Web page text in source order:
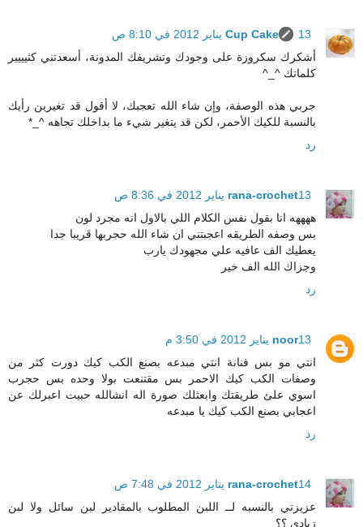
Cup Cake
13 يناير 2012 في 8:10 ص
أشكرك سكروزة على وجودك وتشريفك المدونة، أسعدتني كثيييير
كلماتك ^_^
جربي هذه الوصفة، وإن شاء الله تعجبك، لا أقول قد تغيرين رأيك
بالنسبة للكيك الأحمر، لكن قد يتغير شيء ما بداخلك تجاهه ^_*
رد
rana-crochet13 يناير 2012 في 8:36 ص
ههههه انا بقول نفس الكلام اللي بالاول انه مجرد لون
بس وصفه الطريقه اعجبتني ان شاء الله حجربها قريبا جدا
يعطيك الف عافيه علي مجهودك يارب
وجزاك الله الف خير
رد
noor13 يناير 2012 في 3:50 م
انتي مو بس فنانة انتي مبدعه بصنع الكب كيك دورت كثر من
وصفات الكب كيك الاحمر بس مقتنعت بولا وحده بس حجرب
اسوي علئ طريقتك وابعثلك صورة اله انشالله حبيت اعبرلك عن
اعجابي بصنع الكب كيك يا مبدعه
رد
rana-crochet14 يناير 2012 في 7:48 ص
عزيزتي بالنسبه لــ اللبن المطلوب بالمقادير لبن سائل ولا لبن
زبادي ؟؟